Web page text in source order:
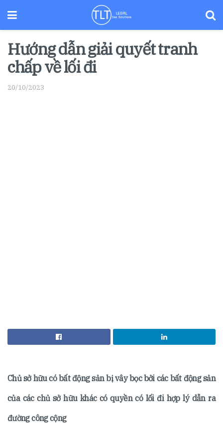
Hướng dẫn giải quyết tranh
chấp về lối đi
20/10/2023
Chủ sở hữu có bất động sản bị vây bọc bởi các bất động sản
của các chủ sở hữu khác có quyền có lối đi hợp lý dẫn ra
đường công cộng